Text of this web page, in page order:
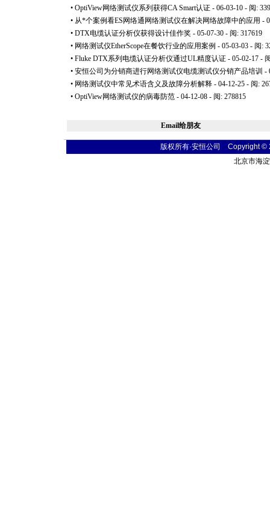
• OptiView网络测试仪系列获得CA Smart认证 - 06-03-10 - 阅:
• 从*个案例看ES网络通网络测试仪在解决网络故障中的应用 -
• DTX电缆认证分析仪获得设计佳作奖 - 05-07-30 - 阅: 317619
• 网络测试仪EtherScope在餐饮行业的应用案例 - 05-03-03 - 阅:
• Fluke DTX系列电缆认证分析仪通过UL精度认证 - 05-02-17 -
• 安恒公司为分销商进行网络测试仪电缆测试仪分销产品培训 -
• 网络测试仪中常见术语含义及故障分析解释 - 04-12-25 - 阅:
• OptiView网络测试仪的病毒防范 - 04-12-08 - 阅: 278815
Email给朋友
版权所有·安恒公司 Copyright
北京市海